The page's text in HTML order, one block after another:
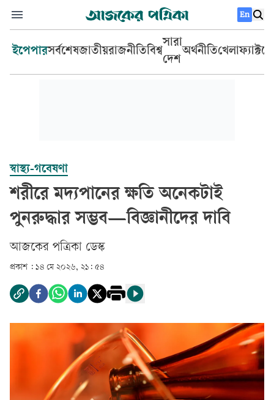
En
ইপেপারসর্বশেষজাতীয়রাজনীতিবিশ্ব
সারা
দেশ
অর্থনীতিখেলা
স্বাস্থ্য-গবেষণা
শরীরে মদ্যপানের ক্ষতি অনেকটাই
পুনরুদ্ধার সম্ভব—বিজ্ঞানীদের দাবি
আজকের পত্রিকা ডেস্ক­
প্রকাশ : ১৪ মে ২০২৬, ২১: ৫৪